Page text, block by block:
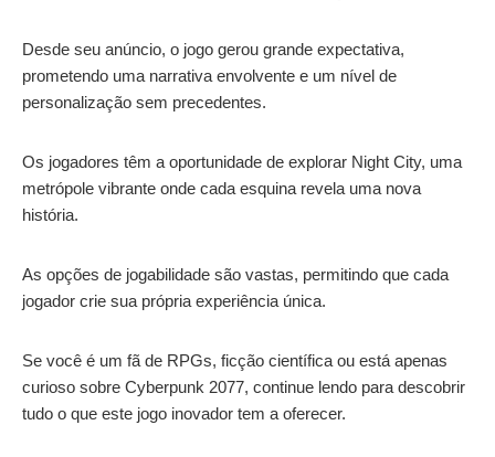
Desde seu anúncio, o jogo gerou grande expectativa,
prometendo uma narrativa envolvente e um nível de
personalização sem precedentes.
Os jogadores têm a oportunidade de explorar Night City, uma
metrópole vibrante onde cada esquina revela uma nova
história.
As opções de jogabilidade são vastas, permitindo que cada
jogador crie sua própria experiência única.
Se você é um fã de RPGs, ficção científica ou está apenas
curioso sobre Cyberpunk 2077, continue lendo para descobrir
tudo o que este jogo inovador tem a oferecer.